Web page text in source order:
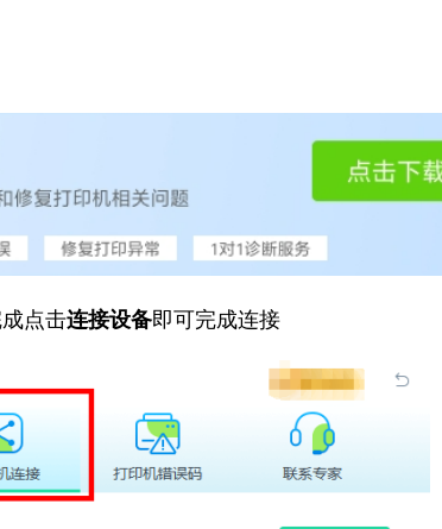
点击连接设备即可完成连接